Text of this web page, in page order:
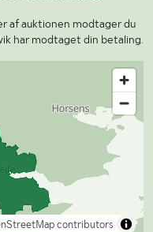
af auktionen modtager du
har modtaget din betaling.
contributors